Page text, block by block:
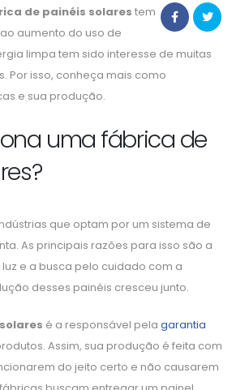
de painéis solares tem
aumento do uso de
limpa tem sido interesse de muitas
Por isso, conheça mais como
e sua produção.
uma fábrica de
que optam por um sistema de
As principais razões para isso são a
e a busca pelo cuidado com a
desses painéis cresceu junto.
é a responsável pela garantia
Assim, sua produção é feita com
do jeito certo e não causarem